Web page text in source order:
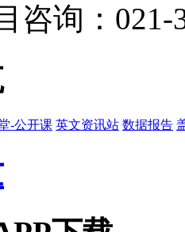
咨询：021-
-公开课 英文资讯站 数据报告